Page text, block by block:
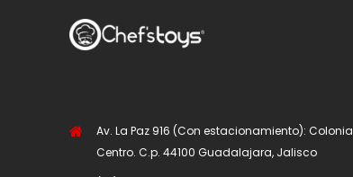
Av. La Paz 916 (Con estacionamiento): Colonia
Centro. C.p. 44100 Guadalajara, Jalisco